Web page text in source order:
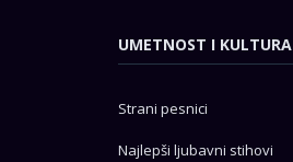
UMETNOST I KULTURA
Strani pesnici
Najlepši ljubavni stihovi